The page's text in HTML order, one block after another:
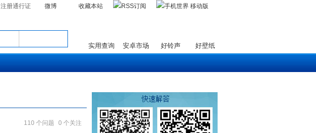
注册通行证 微博 收藏本站
实用查询 安卓市场 好铃声 好壁纸
110 个问题 0 个关注